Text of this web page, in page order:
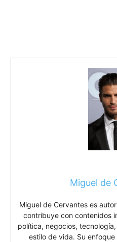
Miguel de
Miguel de Cervantes es
contribuye con contenidos
política, negocios,
estilo de vida. Su